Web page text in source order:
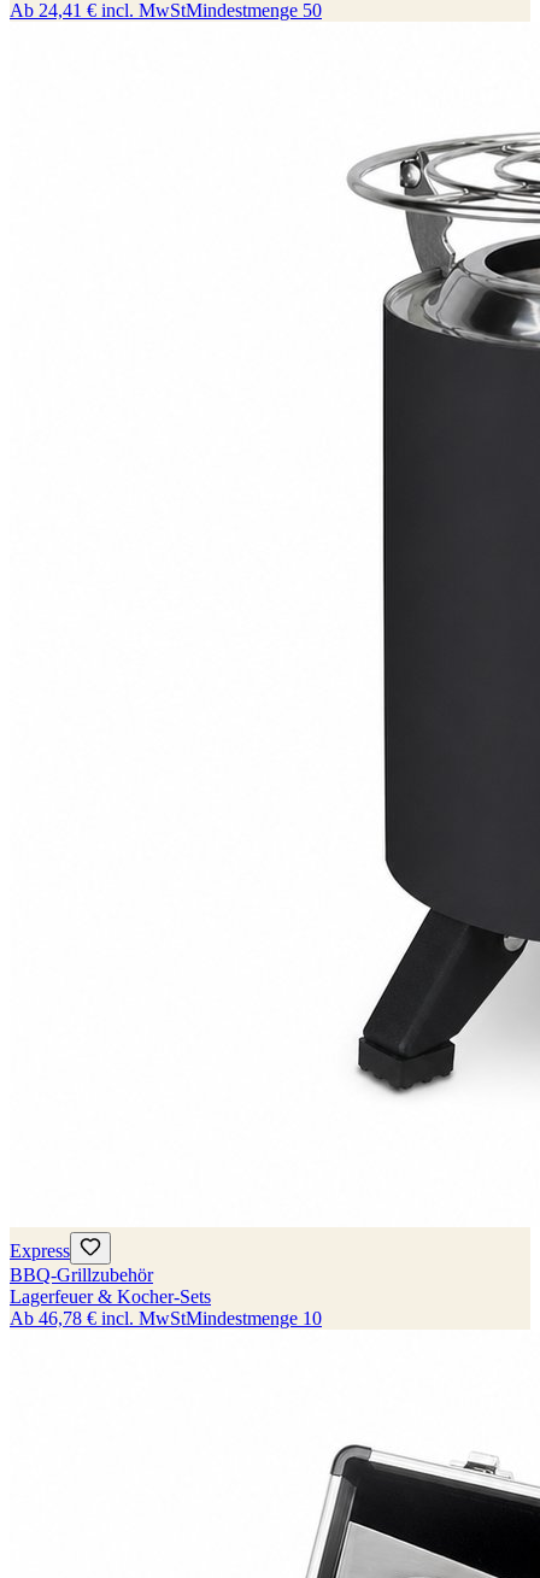
Ab 24,41 € incl. MwStMindestmenge 50
Express
BBQ-Grillzubehör
Lagerfeuer & Kocher-Sets
Ab 46,78 € incl. MwStMindestmenge 10